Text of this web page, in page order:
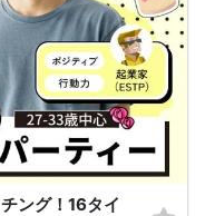
ング！16タイ